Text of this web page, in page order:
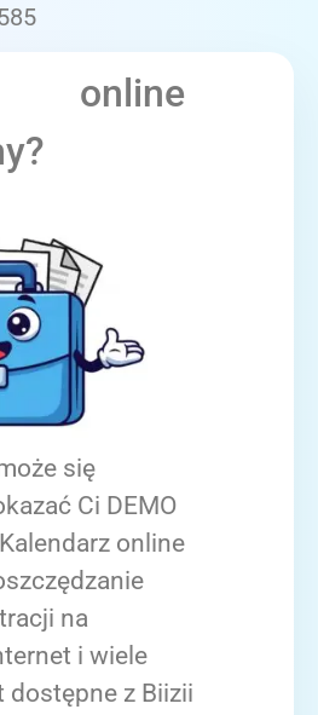
online
się
Ci DEMO
online
na
i wiele
z Biizii